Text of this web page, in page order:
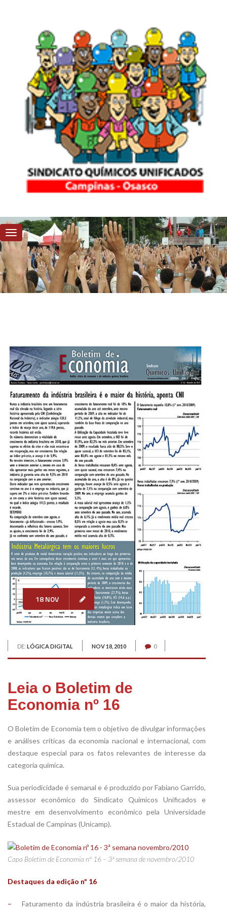
18 NOV
DE: LÓGICA DIGITAL NOV 18, 2010 0
Leia o Boletim de
Economia nº 16
O Boletim de Economia tem o objetivo de divulgar informações
e análises críticas da economia nacional e internacional, com
destaque especial para os fatos relevantes de interesse da
categoria química.
Sua periodicidade é semanal e é produzido por Fabiano Garrido,
assessor econômico do Sindicato Químicos Unificados e
mestre em desenvolvimento econômico pela Universidade
Estadual de Campinas (Unicamp).
Capa Boletim de Economia nº 16 – 3ª semana de novembro/2010
Destaques da edição nº 16
– Faturamento da indústria brasileira é o maior da história,